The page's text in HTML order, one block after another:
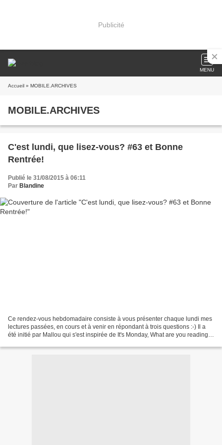
Publicité
MENU
Accueil » MOBILE.ARCHIVES
MOBILE.ARCHIVES
C'est lundi, que lisez-vous? #63 et Bonne
Rentrée!
Publié le 31/08/2015 à 06:11
Par Blandine
Ce rendez-vous hebdomadaire consiste à vous présenter chaque lundi mes
lectures passées, en cours et à venir en répondant à trois questions :-) Il a
été initié par Mallou qui s'est inspirée de It's Monday, What are you reading?